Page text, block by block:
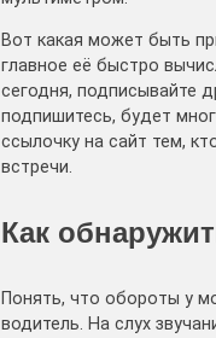
Вот какая может быть
главное её быстро
сегодня, подписывайте
подпишитесь, будет
ссылочку на сайт тем,
встречи.
Как
Понять, что обороты у
водитель. На слух